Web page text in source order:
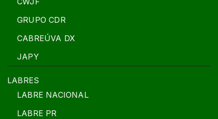
GRUPO CDR
CABREÚVA DX
JAPY
LABRES
LABRE NACIONAL
LABRE PR